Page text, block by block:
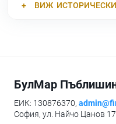
ВИЖ
БулМар
ЕИК: 130876370,
София, ул. Найчо Цанов